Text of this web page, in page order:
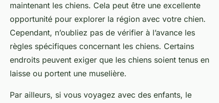
maintenant les chiens. Cela peut être une excellente
opportunité pour explorer la région avec votre chien.
Cependant, n’oubliez pas de vérifier à l’avance les
règles spécifiques concernant les chiens. Certains
endroits peuvent exiger que les chiens soient tenus en
laisse ou portent une muselière.
Par ailleurs, si vous voyagez avec des enfants, le